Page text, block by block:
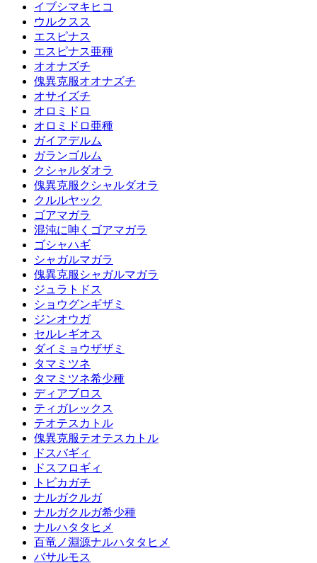
イブシマキヒコ
ウルクスス
エスピナス
エスピナス亜種
オオナズチ
傀異克服オオナズチ
オサイズチ
オロミドロ
オロミドロ亜種
ガイアデルム
ガランゴルム
クシャルダオラ
傀異克服クシャルダオラ
クルルヤック
ゴアマガラ
混沌に呻くゴアマガラ
ゴシャハギ
シャガルマガラ
傀異克服シャガルマガラ
ジュラトドス
ショウグンギザミ
ジンオウガ
セルレギオス
ダイミョウザザミ
タマミツネ
タマミツネ希少種
ディアブロス
ティガレックス
テオテスカトル
傀異克服テオテスカトル
ドスバギィ
ドスフロギィ
トビカガチ
ナルガクルガ
ナルガクルガ希少種
ナルハタタヒメ
百竜ノ淵源ナルハタタヒメ
バサルモス